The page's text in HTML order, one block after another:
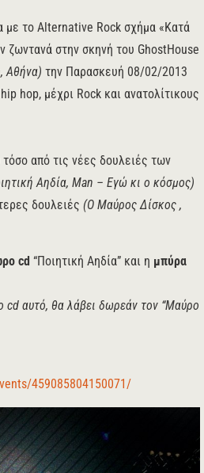
με το Alternative Rock σχήμα «Κατά
ζωντανά στην σκηνή του GhostHouse
Αθήνα) την Παρασκευή 08/02/2013
hop, μέχρι Rock και ανατολίτικους
από τις νέες δουλειές των
Αηδία, Man – Εγώ κι ο κόσμος)
δουλειές (Ο Μαύρος Δίσκος ,
cd “Ποιητική Αηδία” και η μπύρα
cd αυτό, θα λάβει δωρεάν τον “Μαύρο
459085804150071/